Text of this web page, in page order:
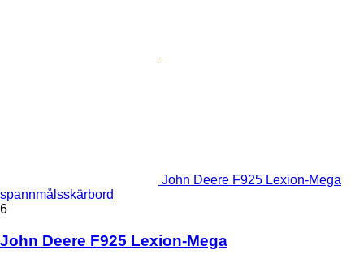
John Deere F925 Lexion-Mega
spannmålsskärbord
6
John Deere F925 Lexion-Mega